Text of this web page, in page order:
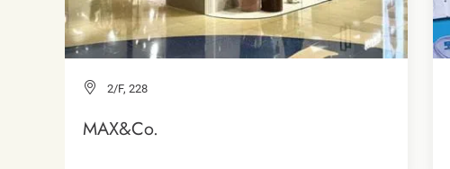
2/F, 228
MAX&Co.